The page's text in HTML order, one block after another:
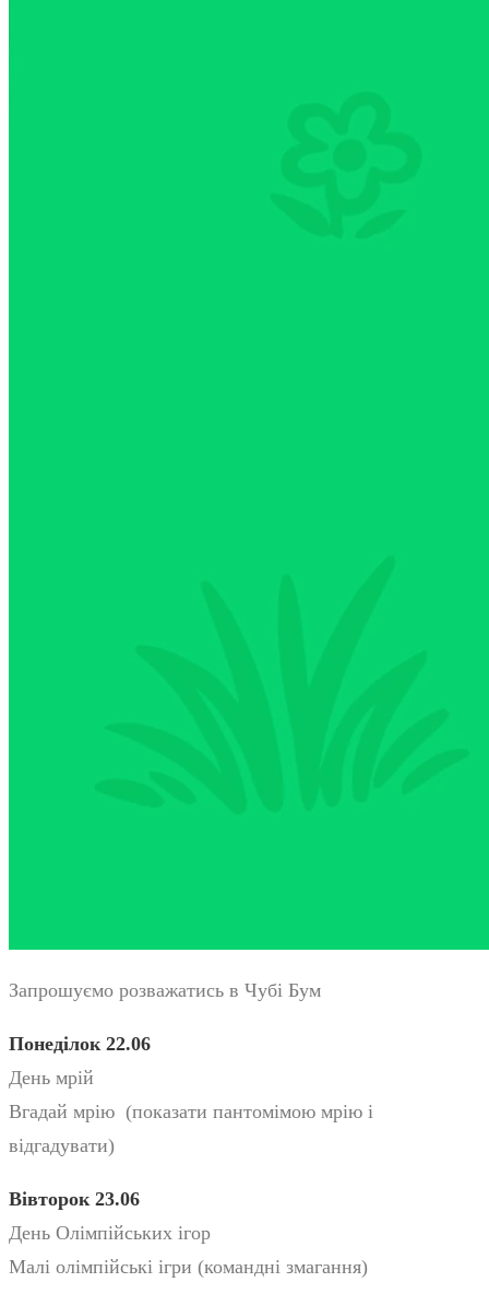
Запрошуємо розважатись в Чубі Бум
Понеділок 22.06
День мрій
Вгадай мрію (показати пантомімою мрію і
відгадувати)
Вівторок 23.06
День Олімпійських ігор
Малі олімпійські ігри (командні змагання)